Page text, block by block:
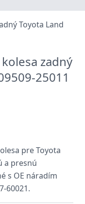
zadný
25011
pre Toyota
a presnú
s OE náradím
60021.